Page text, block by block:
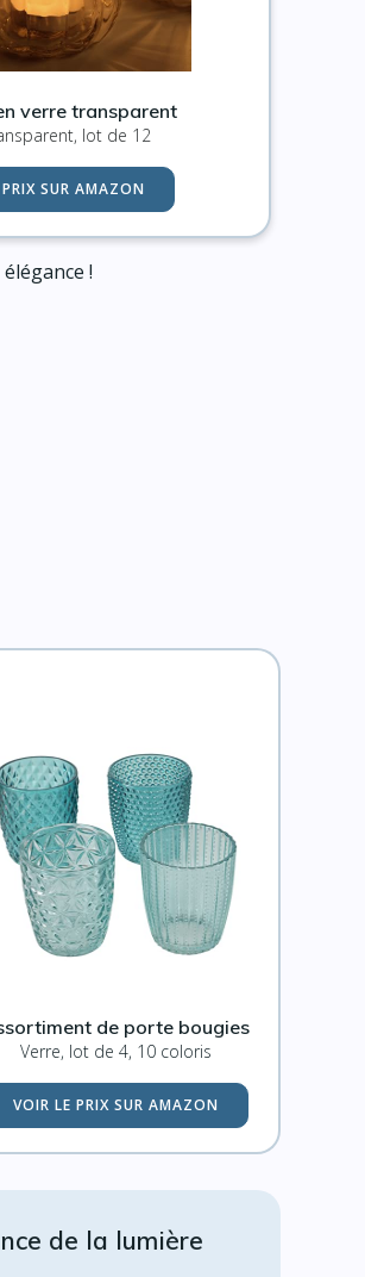
verre transparent
lot de 12
SUR AMAZON
!
de porte bougies
Verre, lot de 4, 10 coloris
VOIR LE PRIX SUR AMAZON
de la lumière